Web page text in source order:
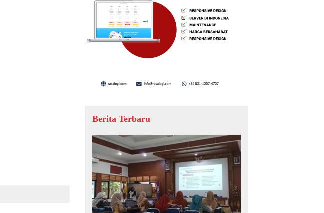
Berita Terbaru